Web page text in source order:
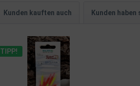
Kunden kauften auch Kunden
TIPP!